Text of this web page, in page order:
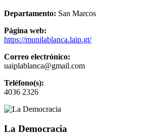
Departamento: San Marcos
Página web:
https://munilablanca.laip.gt/
Correo electrónico:
uaiplablanca@gmail.com
Teléfono(s):
4036 2326
La Democracia